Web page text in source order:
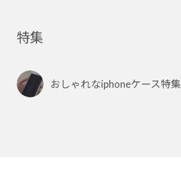
特集
おしゃれなiphoneケース特集